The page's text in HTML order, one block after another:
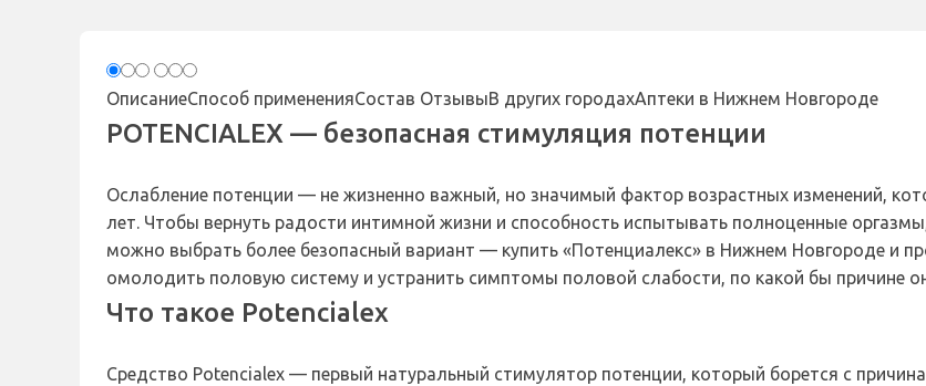
ОписаниеСпособ примененияСостав ОтзывыВ других городахАптеки в Нижнем Новгороде
POTENCIALEX — безопасная стимуляция потенции
Ослабление потенции — не жизненно важный, но значимый фактор возрастных изменений,
лет. Чтобы вернуть радости интимной жизни и способность испытывать полноценные
можно выбрать более безопасный вариант — купить «Потенциалекс» в Нижнем Новгороде и
омолодить половую систему и устранить симптомы половой слабости, по какой бы причине
Что такое Potencialex
Средство Potencialex — первый натуральный стимулятор потенции, который борется с